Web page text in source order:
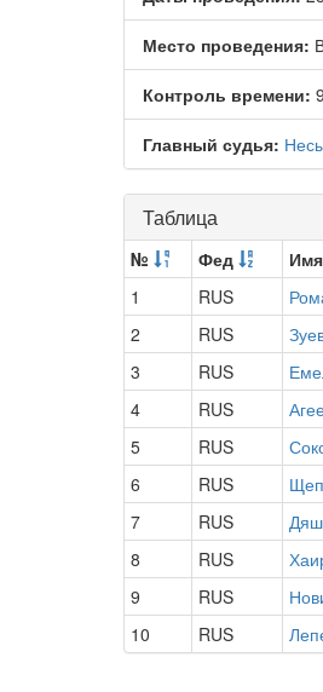
Место проведения:
Контроль времени:
Главный судья:
Таблица
№ Фед
1
RUS
2
RUS
3
RUS
4
RUS
5
RUS
6
RUS
7
RUS
8
RUS
9
RUS
10
RUS